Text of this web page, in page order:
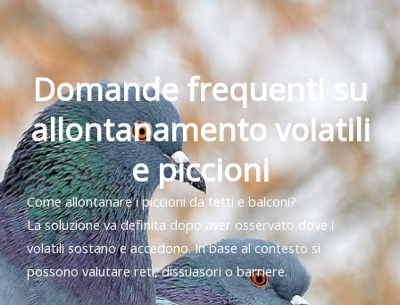
Domande frequenti su
allontanamento volatili
e piccioni
Come allontanare i piccioni da tetti e balconi?
La soluzione va definita dopo aver osservato dove i
volatili sostano e accedono. In base al contesto si
possono valutare reti, dissuasori o barriere.